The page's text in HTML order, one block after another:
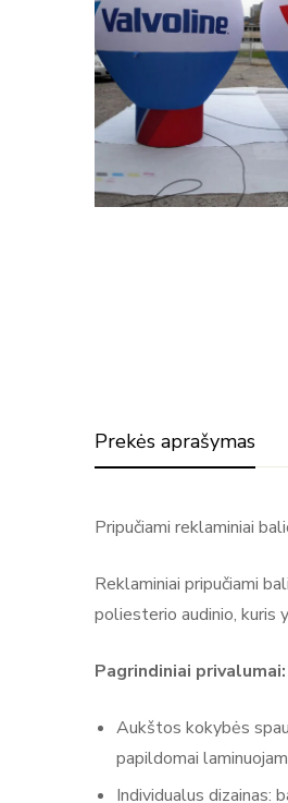
Prekės aprašymas
Pripučiami reklaminiai
​Reklaminiai pripučiami
poliesterio audinio, kuris
Pagrindiniai privalumai:
Aukštos kokybės
papildomai
Individualus dizainas: